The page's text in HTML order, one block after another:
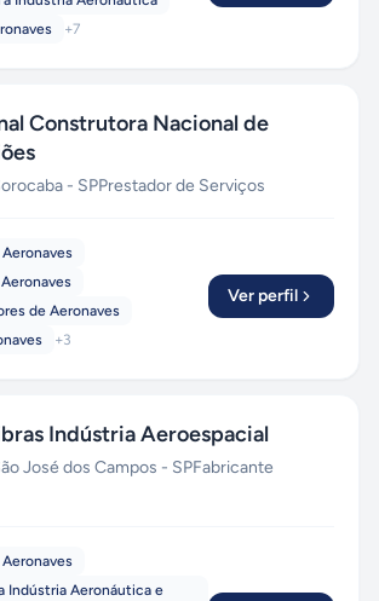
+7
Construtora Nacional de
- SPPrestador de Serviços
de Aeronaves
+3
Ver perfil
Indústria Aeroespacial
José dos Campos - SPFabricante
Indústria Aeronáutica e